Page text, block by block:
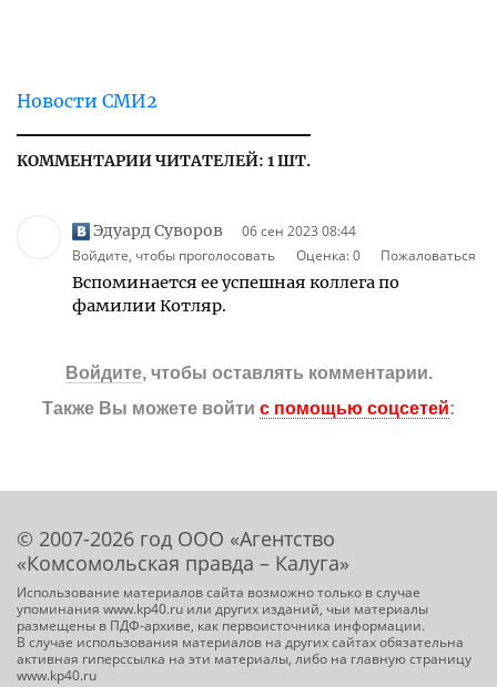
Новости СМИ2
КОММЕНТАРИИ ЧИТАТЕЛЕЙ: 1 ШТ.
Эдуард Суворов
06 сен 2023 08:44
Войдите, чтобы проголосовать
Оценка:0 Пожаловаться
Вспоминается ее успешная коллега по
фамилии Котляр.
Войдите, чтобы оставлять комментарии.
Также Вы можете войти с помощью соцсетей:
© 2007-2026 год ООО «Агентство
«Комсомольская правда – Калуга»
Использование материалов сайта возможно только в случае
упоминания www.kp40.ru или других изданий, чьи материалы
размещены в ПДФ-архиве, как первоисточника информации.
В случае использования материалов на других сайтах обязательна
активная гиперссылка на эти материалы, либо на главную страницу
www.kp40.ru